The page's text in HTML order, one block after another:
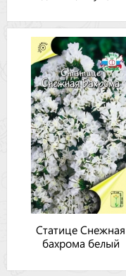
Статице Снежная
бахрома белый